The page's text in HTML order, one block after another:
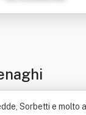
Sorbetti e molto